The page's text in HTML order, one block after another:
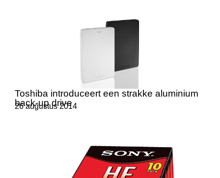
Toshiba introduceert een strakke aluminium
back-up drive
26 augustus 2014